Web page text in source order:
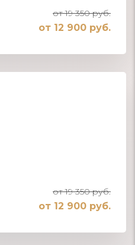
от 19 350 руб.
от 12 900 руб.
от 19 350 руб.
от 12 900 руб.